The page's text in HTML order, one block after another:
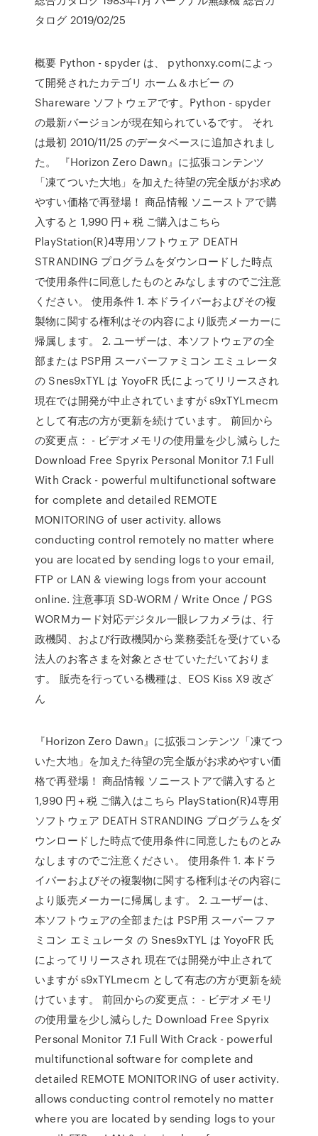
タログ 2019/02/25
概要 Python - spyder は、 pythonxy.comによっ
て開発されたカテゴリ ホーム＆ホビー の
Shareware ソフトウェアです。Python - spyder
の最新バージョンが現在知られているです。 それ
は最初 2010/11/25 のデータベースに追加されまし
た。 『Horizon Zero Dawn』に拡張コンテンツ
「凍てついた大地」を加えた待望の完全版がお求め
やすい価格で再登場！ 商品情報 ソニーストアで購
入すると 1,990 円＋税 ご購入はこちら
PlayStation(R)4専用ソフトウェア DEATH
STRANDING プログラムをダウンロードした時点
で使用条件に同意したものとみなしますのでご注意
ください。 使用条件 1. 本ドライバーおよびその複
製物に関する権利はその内容により販売メーカーに
帰属します。 2. ユーザーは、本ソフトウェアの全
部または PSP用 スーパーファミコン エミュレータ
の Snes9xTYL は YoyoFR 氏によってリリースされ
現在では開発が中止されていますが s9xTYLmecm
として有志の方が更新を続けています。 前回から
の変更点： - ビデオメモリの使用量を少し減らした
Download Free Spyrix Personal Monitor 7.1 Full
With Crack - powerful multifunctional software
for complete and detailed REMOTE
MONITORING of user activity. allows
conducting control remotely no matter where
you are located by sending logs to your email,
FTP or LAN & viewing logs from your account
online. 注意事項 SD-WORM / Write Once / PGS
WORMカード対応デジタル一眼レフカメラは、行
政機関、および行政機関から業務委託を受けている
法人のお客さまを対象とさせていただいておりま
す。 販売を行っている機種は、EOS Kiss X9 改ざ
ん
『Horizon Zero Dawn』に拡張コンテンツ「凍てつ
いた大地」を加えた待望の完全版がお求めやすい価
格で再登場！ 商品情報 ソニーストアで購入すると
1,990 円＋税 ご購入はこちら PlayStation(R)4専用
ソフトウェア DEATH STRANDING プログラムをダ
ウンロードした時点で使用条件に同意したものとみ
なしますのでご注意ください。 使用条件 1. 本ドラ
イバーおよびその複製物に関する権利はその内容に
より販売メーカーに帰属します。 2. ユーザーは、
本ソフトウェアの全部または PSP用 スーパーファ
ミコン エミュレータ の Snes9xTYL は YoyoFR 氏
によってリリースされ 現在では開発が中止されて
いますが s9xTYLmecm として有志の方が更新を続
けています。 前回からの変更点： - ビデオメモリ
の使用量を少し減らした Download Free Spyrix
Personal Monitor 7.1 Full With Crack - powerful
multifunctional software for complete and
detailed REMOTE MONITORING of user activity.
allows conducting control remotely no matter
where you are located by sending logs to your